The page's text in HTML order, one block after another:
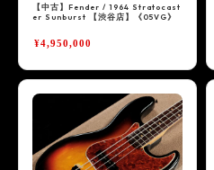
【中古】Fender / 1964 Stratocast
er Sunburst 【渋谷店】《05VG》
¥4,950,000